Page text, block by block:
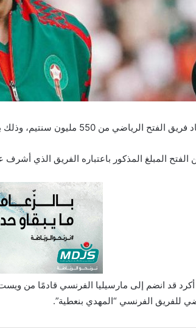
ا
من 550 مليون سنتيم، وذلك بعد انتقال لاعبه السابق نايف أكرد إلى مارسيليا الفرنسي.
المبلغ المذكور باعتباره الفريق الذي
قد انضم إلى مارسيليا الفرنسي قادمًا من
للفريق الفرنسي “المهدي بنعطية”.